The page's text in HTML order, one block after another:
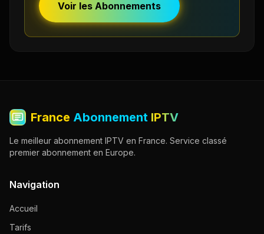
Voir les Abonnements
France Abonnement IPTV
Le meilleur abonnement IPTV en France. Service classé
premier abonnement en Europe.
Navigation
Accueil
Tarifs